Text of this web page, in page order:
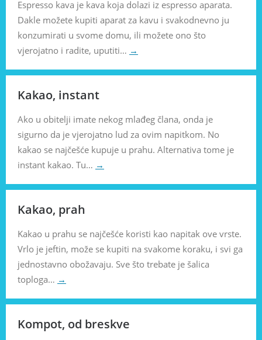
Espresso kava je kava koja dolazi iz espresso aparata.
Dakle možete kupiti aparat za kavu i svakodnevno ju
konzumirati u svome domu, ili možete ono što
vjerojatno i radite, uputiti… →
Kakao, instant
Ako u obitelji imate nekog mlađeg člana, onda je
sigurno da je vjerojatno lud za ovim napitkom. No
kakao se najčešće kupuje u prahu. Alternativa tome je
instant kakao. Tu… →
Kakao, prah
Kakao u prahu se najčešće koristi kao napitak ove vrste.
Vrlo je jeftin, može se kupiti na svakome koraku, i svi ga
jednostavno obožavaju. Sve što trebate je šalica
toploga… →
Kompot, od breskve